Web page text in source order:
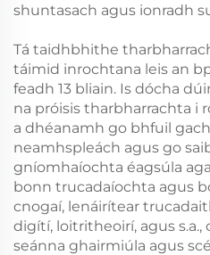
shuntasach agus ionradh
Tá taidhbhithe
táimid inrochtana leis an
feadh 13 bliain. Is dócha
na próisis tharbharrachta i
a dhéanamh go bhfuil
neamhspleách agus go
gníomhaíochta éagsúla
bonn trucadaíochta agus
cnogaí, lenáirítear
digítí, loitritheoirí, agus
seánna ghairmiúla agus